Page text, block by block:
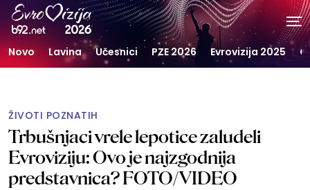
Novo Lavina Učesnici PZE 2026 Evrovizija 2025
ŽIVOTI POZNATIH
Trbušnjaci vrele lepotice zaludeli
Evroviziju: Ovo je najzgodnija
predstavnica? FOTO/VIDEO